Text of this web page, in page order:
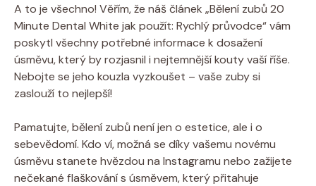
A to je všechno! Věřím, že náš článek „Bělení zubů 20
Minute Dental White jak použít: Rychlý průvodce“ vám
poskytl všechny potřebné informace k dosažení
úsměvu, který by rozjasnil i nejtemnější kouty vaší říše.
Nebojte se jeho kouzla vyzkoušet – vaše zuby si
zaslouží to nejlepší!
Pamatujte, bělení zubů není jen o estetice, ale i o
sebevědomí. Kdo ví, možná se díky vašemu novému
úsměvu stanete hvězdou na Instagramu nebo zažijete
nečekané flaškování s úsměvem, který přitahuje